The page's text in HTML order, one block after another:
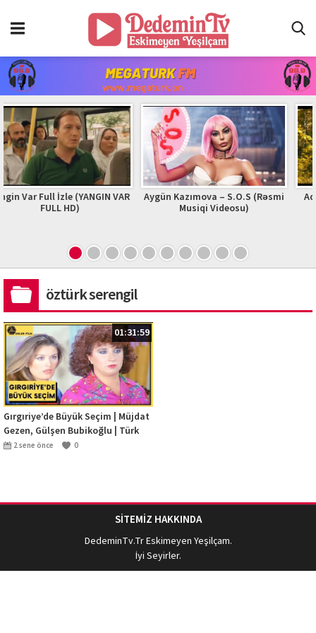
İzle (YANGIN VAR
Aygün Kazımova – S.O.S (Rəsmi
Musiqi Videosu)
Adam |
öztürk serengil
01:31:59
Gırgıriye’de Büyük Seçim | Müjdat
Gezen, Gülşen Bubikoğlu | Türk
Filmi | Full HD
2 sene önce 0
SİTEMİZ HAKKINDA
DedeminTv.TrEskimeyen Yeşilçam.
İyi Seyirler.